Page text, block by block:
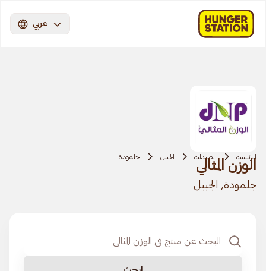
عربي
الرئيسية الصيدلية الجبيل جلمودة
الوزن المثالي
جلمودة, الجبيل